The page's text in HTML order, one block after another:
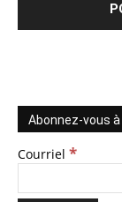
Abonnez-vous
Courriel *